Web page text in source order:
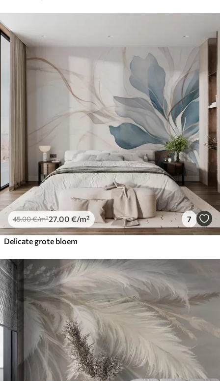
45.00€/m²27 .00 €/m² 7
Delicate grote bloem